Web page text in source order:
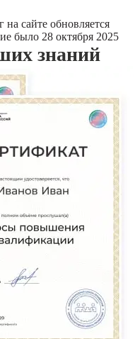
сайте обновляется
было 28 октября 2025
знаний